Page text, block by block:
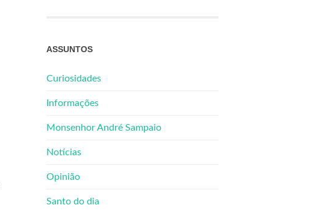
ASSUNTOS
Curiosidades
Informações
Monsenhor André Sampaio
Notícias
Opinião
Santo do dia